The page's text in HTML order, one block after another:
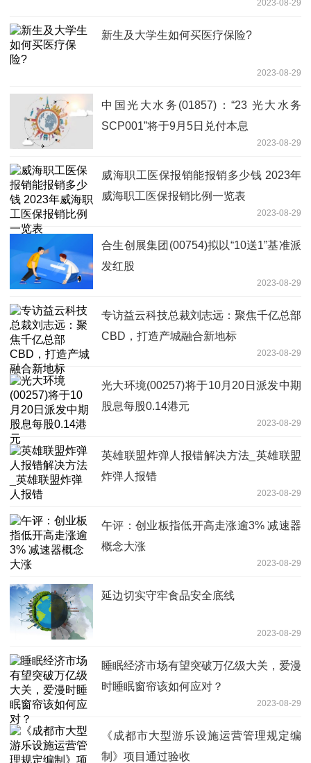
2023-08-29
新生及大学生如何买医疗保险?
2023-08-29
中国光大水务(01857)：“23 光大水务
SCP001”将于9月5日兑付本息
2023-08-29
威海职工医保报销能报销多少钱 2023年
威海职工医保报销比例一览表
2023-08-29
合生创展集团(00754)拟以“10送1”基准派
发红股
2023-08-29
专访益云科技总裁刘志远：聚焦千亿总部
CBD，打造产城融合新地标
2023-08-29
光大环境(00257)将于10月20日派发中期
股息每股0.14港元
2023-08-29
英雄联盟炸弹人报错解决方法_英雄联盟
炸弹人报错
2023-08-29
午评：创业板指低开高走涨逾3% 减速器
概念大涨
2023-08-29
延边切实守牢食品安全底线
2023-08-29
睡眠经济市场有望突破万亿级大关，爱漫
时睡眠窗帘该如何应对？
2023-08-29
《成都市大型游乐设施运营管理规定编
制》项目通过验收